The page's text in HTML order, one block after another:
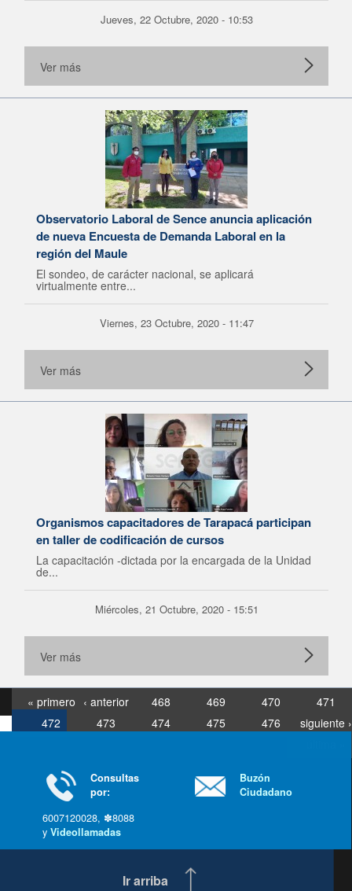
Jueves, 22 Octubre, 2020 - 10:53
Ver más
Observatorio Laboral de Sence anuncia aplicación
de nueva Encuesta de Demanda Laboral en la
región del Maule
El sondeo, de carácter nacional, se aplicará
virtualmente entre...
Viernes, 23 Octubre, 2020 - 11:47
Ver más
Organismos capacitadores de Tarapacá participan
en taller de codificación de cursos
La capacitación -dictada por la encargada de la Unidad
de...
Miércoles, 21 Octubre, 2020 - 15:51
Ver más
« primero ‹ anterior 468 469 470
471
472
473 474 475 476
siguiente ›
Consultas
por:
6007120028, ✽8088
yVideollamadas
Buzón
Ciudadano
Ir arriba